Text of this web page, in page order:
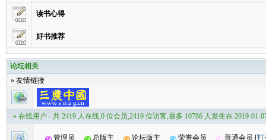
读书心得
好书推荐
论坛相关
» 友情链接
» 在线用户 - 共 2419 人在线,0 位会员,2419 位访客,最多 10786 人发生在 2019-01-
管理员 总版主 论坛版主 荣誉会员 普通会员 [打